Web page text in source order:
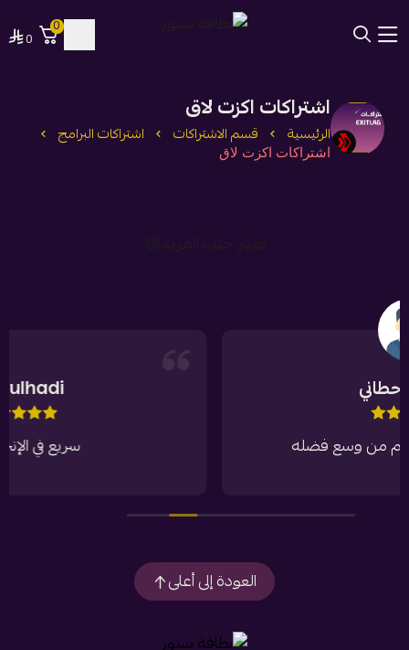
0
0
اشتراكات اكزت لاق
الرئيسية قسم الاشتراكات اشتراكات البرامج
اشتراكات اكزت لاق
سريع في الإنجاز وثقة.
العودة إلى أعلى